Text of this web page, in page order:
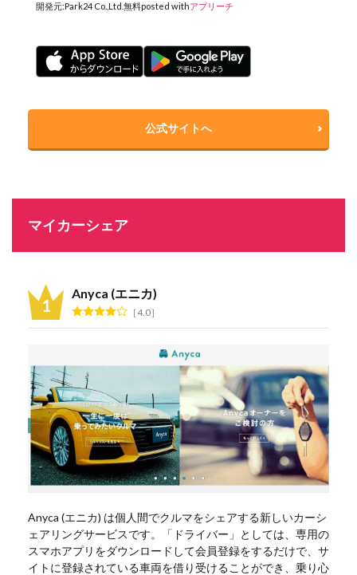
開発元:Park24 Co.,Ltd. 無料posted withアプリーチ
公式サイトへ
マイカーシェア
Anyca (エニカ)
4.0
Anyca (エニカ) は個人間でクルマをシェアする新しいカーシ
ェアリングサービスです。「ドライバー」としては、専用の
スマホアプリをダウンロードして会員登録をするだけで、サ
イトに登録されている車両を借り受けることができ、乗り心